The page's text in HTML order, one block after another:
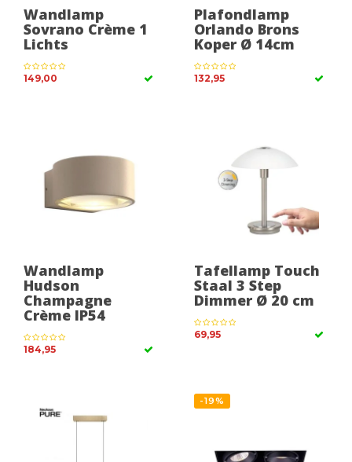
Wandlamp
Sovrano Crème 1
Lichts
149,00
Plafondlamp
Orlando Brons
Koper Ø 14cm
132,95
Wandlamp
Hudson
Champagne
Crème IP54
184,95
Tafellamp Touch
Staal 3 Step
Dimmer Ø 20 cm
69,95
-19%